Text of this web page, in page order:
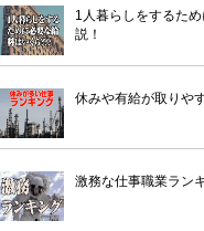
1人暮らしをするた
説！
休みや有給が取りや
激務な仕事職業ラン